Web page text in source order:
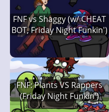
FNF vs Shaggy (w/ CHEAT
BOT, Friday Night Funkin')
FNF: Plants VS Rappers
(Friday Night Funkin')